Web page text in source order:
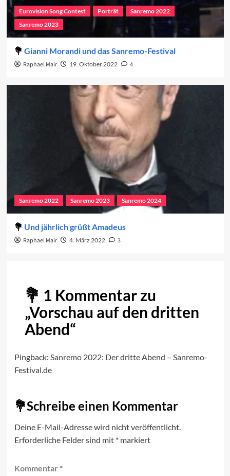
Eurovision Song Contest Porträt
Sanremo 2022
Sanremo 2023
Gianni Morandi und das Sanremo-Festival
Raphael Mair 19. Oktober 2022 4
Sanremo 2022 Sanremo 2023 Sanremo 2024
Und jährlich grüßt Amadeus
Raphael Mair 4. März 2022 3
1 Kommentar zu
„Vorschau auf den dritten
Abend“
Pingback: Sanremo 2022: Der dritte Abend – Sanremo-
Festival.de
Schreibe einen Kommentar
Deine E-Mail-Adresse wird nicht veröffentlicht.
Erforderliche Felder sind mit *markiert
Kommentar *